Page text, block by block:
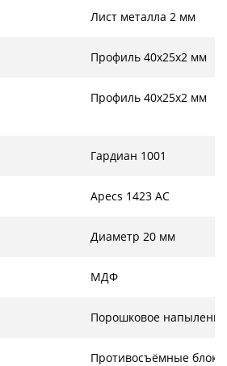
Лист металла 2 мм
Профиль 40х25х2 мм
Профиль 40х25х2 мм
Гардиан 1001
Apecs 1423 AC
Диаметр 20 мм
МДФ
Порошковое напыление
Противосъёмные